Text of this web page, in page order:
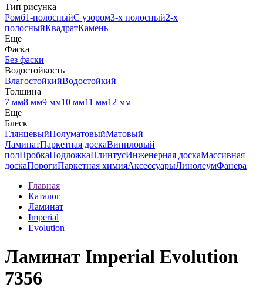
Тип рисунка
Ромб1-полосныйС узором3-х полосный2-х
полосныйКвадратКамень
Еще
Фаска
Без фаски
Водостойкость
ВлагостойкийВодостойкий
Толщина
7 мм8 мм9 мм10 мм11 мм12 мм
Еще
Блеск
ГлянцевыйПолуматовыйМатовый
ЛаминатПаркетная доскаВиниловый
полПробкаПодложкаПлинтусИнженерная доскаМассивная
доскаПорогиПаркетная химияАксессуарыЛинолеумФанера
Главная
Каталог
Ламинат
Imperial
Evolution
Ламинат Imperial Evolution
7356